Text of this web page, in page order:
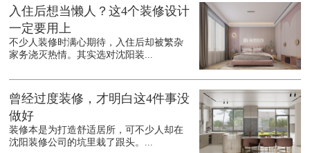
入住后想当懒人？这4个装修设计
一定要用上
不少人装修时满心期待，入住后却被繁杂
家务浇灭热情。其实选对沈阳装...
曾经过度装修，才明白这4件事没
做好
装修本是为打造舒适居所，可不少人却在
沈阳装修公司的坑里栽了跟头。...